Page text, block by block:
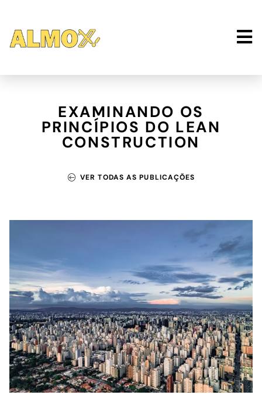
EXAMINANDO OS
PRINCÍPIOS DO LEAN
CONSTRUCTION
VER TODAS AS PUBLICAÇÕES